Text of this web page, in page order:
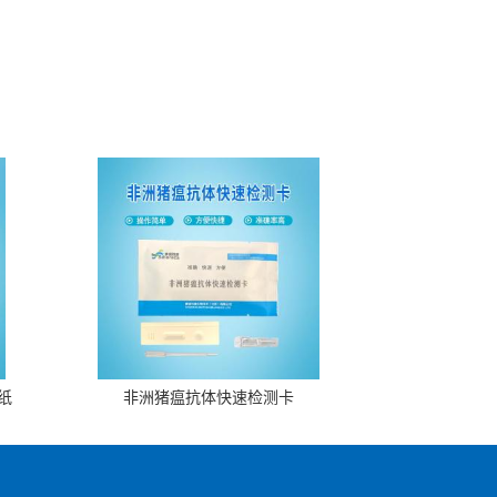
非洲猪瘟抗体快速检测卡